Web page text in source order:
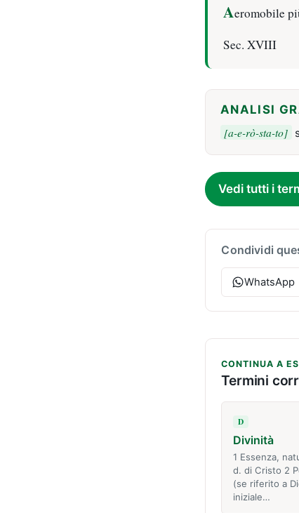
Aeromobile
Sec. XVIII
ANALISI
[a-e-rò-sta-to]
Vedi tutti i
Condividi
WhatsApp
CONTINUA A
Termini
D
Divinità
1 Essenza,
d. di Cristo 2
(se riferito a
iniziale…